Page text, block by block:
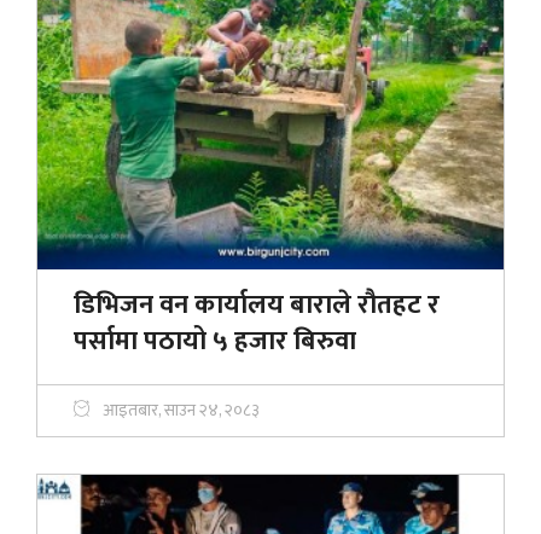
डिभिजन वन कार्यालय बाराले रौतहट र
पर्सामा पठायो ५ हजार बिरुवा
आइतबार, साउन २४, २०८३